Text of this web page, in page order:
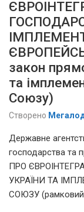
закон
та
Союзу)
Створено
Державне
господарства
ПРО
УКРАЇНИ ТА
СОЮЗУ (рамковий